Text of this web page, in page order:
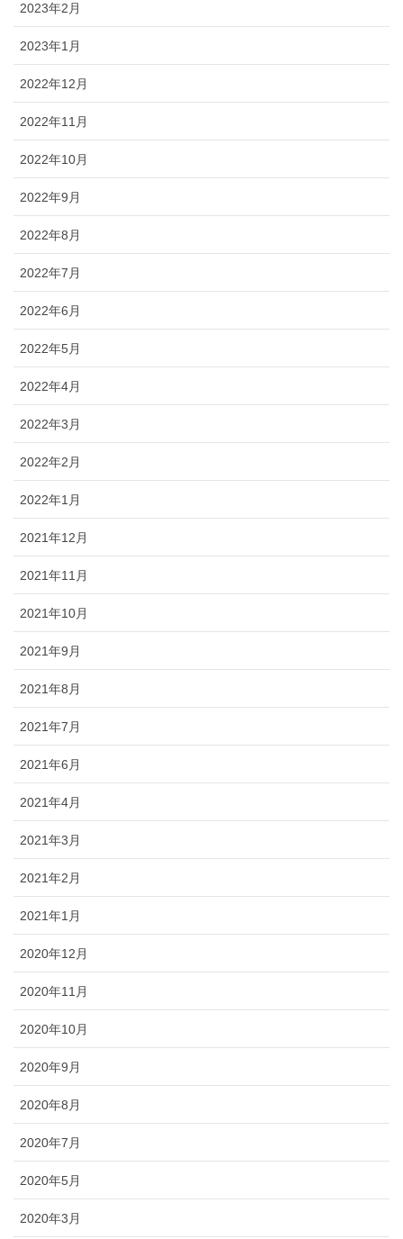
2023年2月
2023年1月
2022年12月
2022年11月
2022年10月
2022年9月
2022年8月
2022年7月
2022年6月
2022年5月
2022年4月
2022年3月
2022年2月
2022年1月
2021年12月
2021年11月
2021年10月
2021年9月
2021年8月
2021年7月
2021年6月
2021年4月
2021年3月
2021年2月
2021年1月
2020年12月
2020年11月
2020年10月
2020年9月
2020年8月
2020年7月
2020年5月
2020年3月